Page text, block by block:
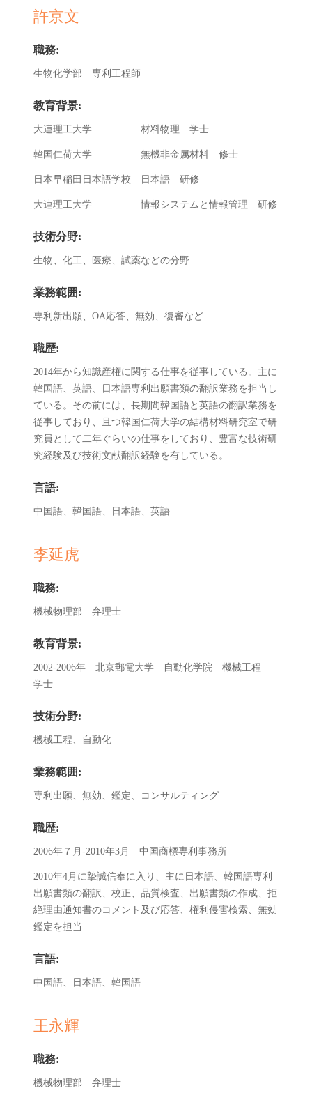
許京文
職務:
生物化学部 専利工程師
教育背景:
大連理工大学 材料物理 学士
韓国仁荷大学 無機非金属材料 修士
日本早稲田日本語学校 日本語 研修
大連理工大学 情報システムと情報管理 研修
技術分野:
生物、化工、医療、試薬などの分野
業務範囲:
専利新出願、OA応答、無効、復審など
職歴:
2014年から知識産権に関する仕事を従事している。主に
韓国語、英語、日本語専利出願書類の翻訳業務を担当し
ている。その前には、長期間韓国語と英語の翻訳業務を
従事しており、且つ韓国仁荷大学の結構材料研究室で研
究員として二年ぐらいの仕事をしており、豊富な技術研
究経験及び技術文献翻訳経験を有している。
言語:
中国語、韓国語、日本語、英語
李延虎
職務:
機械物理部 弁理士
教育背景:
2002-2006年 北京郵電大学 自動化学院 機械工程
学士
技術分野:
機械工程、自動化
業務範囲:
専利出願、無効、鑑定、コンサルティング
職歴:
2006年７月-2010年3月 中国商標専利事務所
2010年4月に摯誠信奉に入り、主に日本語、韓国語専利
出願書類の翻訳、校正、品質検査、出願書類の作成、拒
絶理由通知書のコメント及び応答、権利侵害検索、無効
鑑定を担当
言語:
中国語、日本語、韓国語
王永輝
職務:
機械物理部 弁理士